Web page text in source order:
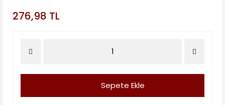
276,98 TL
Sepete Ekle